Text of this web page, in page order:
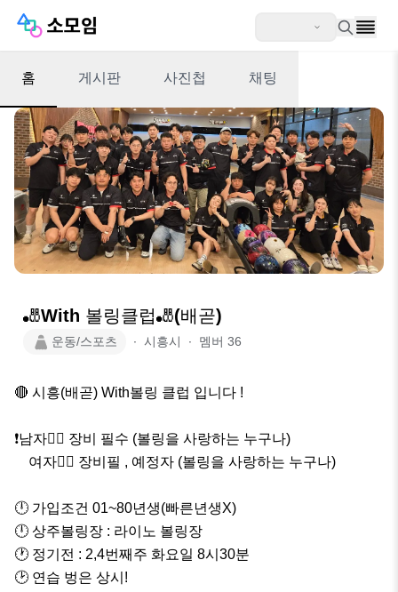
홈 게시판 사진첩 채팅
🎳With 볼링클럽🎳(배곧)
운동/스포츠 ∙ 시흥시 ∙ 멤버 36
🔴 시흥(배곧) With볼링 클럽 입니다 !
❗남자🙍‍♂️ 장비 필수 (볼링을 사랑하는 누구나)
🕛 가입조건 01~80년생(빠른년생X)
🕛 상주볼링장 : 라이노 볼링장
🕐 정기전 : 2,4번째주 화요일 8시30분
🕑 연습 벙은 상시!